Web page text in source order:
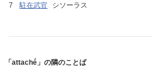
駐在武官
シソーラス
「attaché」の隣のことば